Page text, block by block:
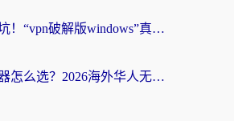
海外党别踩坑！“vpn破解版windows”真的能用？教你选对回国加速器无缝刷国内资源
北美看剧神器怎么选？2026海外华人无缝访问国内资源全攻略